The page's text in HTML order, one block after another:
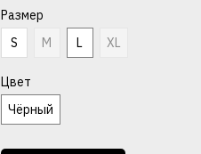
Размер
S
M L XL
Цвет
Чёрный